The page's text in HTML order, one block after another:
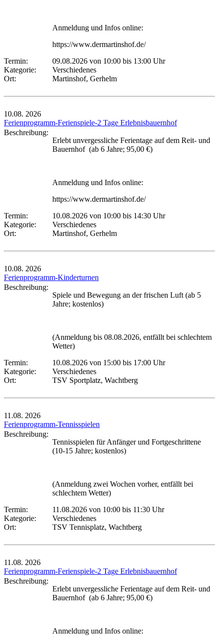
Anmeldung und Infos online:
https://www.dermartinshof.de/
Termin:
09.08.2026 von 10:00 bis 13:00 Uhr
Kategorie:
Verschiedenes
Ort:
Martinshof, Gerhelm
10.08. 2026
Ferienprogramm-Ferienspiele-2 Tage Erlebnisbauernhof
Beschreibung:
Erlebt unvergessliche Ferientage auf dem Reit- und
Bauernhof (ab 6 Jahre; 95,00 €)
Anmeldung und Infos online:
https://www.dermartinshof.de/
Termin:
10.08.2026 von 10:00 bis 14:30 Uhr
Kategorie:
Verschiedenes
Ort:
Martinshof, Gerhelm
10.08. 2026
Ferienprogramm-Kinderturnen
Beschreibung:
Spiele und Bewegung an der frischen Luft (ab 5
Jahre; kostenlos)
(Anmeldung bis 08.08.2026, entfällt bei schlechtem
Wetter)
Termin:
10.08.2026 von 15:00 bis 17:00 Uhr
Kategorie:
Verschiedenes
Ort:
TSV Sportplatz, Wachtberg
11.08. 2026
Ferienprogramm-Tennisspielen
Beschreibung:
Tennisspielen für Anfänger und Fortgeschrittene
(10-15 Jahre; kostenlos)
(Anmeldung zwei Wochen vorher, entfällt bei
schlechtem Wetter)
Termin:
11.08.2026 von 10:00 bis 11:30 Uhr
Kategorie:
Verschiedenes
Ort:
TSV Tennisplatz, Wachtberg
11.08. 2026
Ferienprogramm-Ferienspiele-2 Tage Erlebnisbauernhof
Beschreibung:
Erlebt unvergessliche Ferientage auf dem Reit- und
Bauernhof (ab 6 Jahre; 95,00 €)
Anmeldung und Infos online: